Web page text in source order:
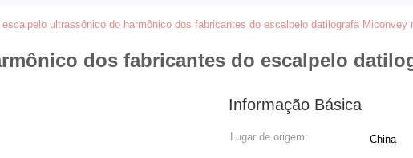
escalpelo ultrassônico do harmônico dos fabricantes do escalpelo datilografa Miconvey
dos fabricantes do escalpelo
Informação Básica
Lugar de origem: China